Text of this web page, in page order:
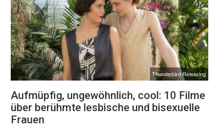
Thunderbird Releasing
Aufmüpfig, ungewöhnlich, cool: 10 Filme
über berühmte lesbische und bisexuelle
Frauen